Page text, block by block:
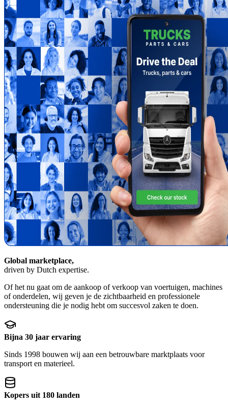
Global marketplace,
driven by Dutch expertise.
Of het nu gaat om de aankoop of verkoop van voertuigen, machines
of onderdelen, wij geven je de zichtbaarheid en professionele
ondersteuning die je nodig hebt om succesvol zaken te doen.
Bijna 30 jaar ervaring
Sinds 1998 bouwen wij aan een betrouwbare marktplaats voor
transport en materieel.
Kopers uit 180 landen